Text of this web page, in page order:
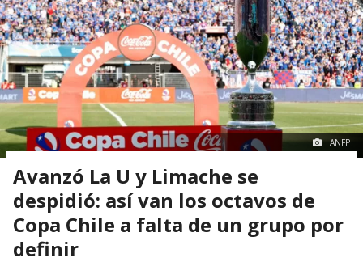
ANFP
Avanzó La U y Limache se
despidió: así van los octavos de
Copa Chile a falta de un grupo por
definir